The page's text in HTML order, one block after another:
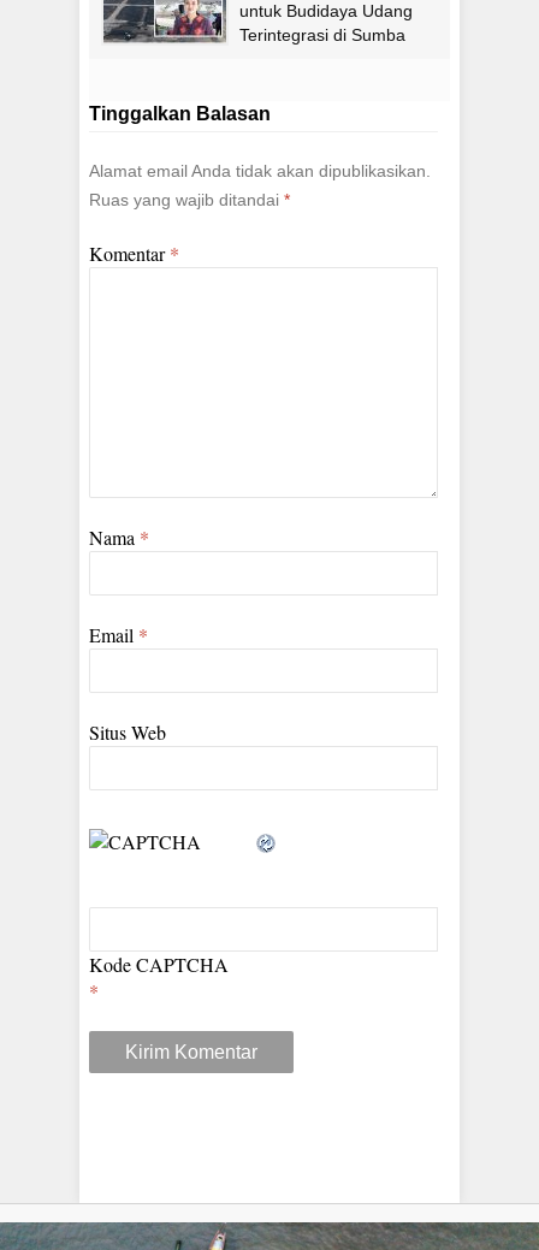
untuk Budidaya Udang
Terintegrasi di Sumba
Tinggalkan Balasan
Alamat email Anda tidak akan dipublikasikan.
Ruas yang wajib ditandai *
Komentar*
Nama *
Email *
Situs Web
Kode CAPTCHA
*